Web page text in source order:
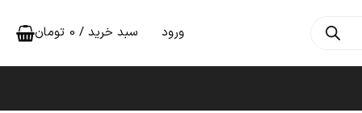
ورود سبد خرید / 0 تومان